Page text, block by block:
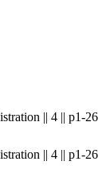
|| 4 || p1-26
|| 4 || p1-26